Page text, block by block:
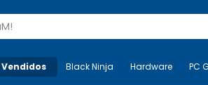
Mais-v- Black Ninja
Black Ninja Hardware PC